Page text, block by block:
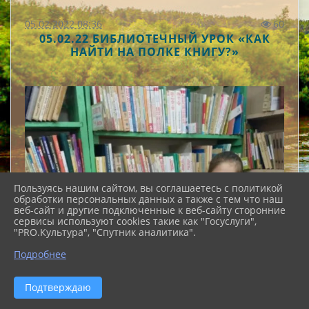
05.02.2022 08:36 60
05.02.22 БИБЛИОТЕЧНЫЙ УРОК «КАК
НАЙТИ НА ПОЛКЕ КНИГУ?»
Пользуясь нашим сайтом, вы соглашаетесь с политикой
обработки персональных данных а также с тем что наш
веб-сайт и другие подключенные к веб-сайту сторонние
сервисы используют cookies такие как "Госуслуги",
"PRO.Культура", "Спутник аналитика".
Подробнее
Подтверждаю